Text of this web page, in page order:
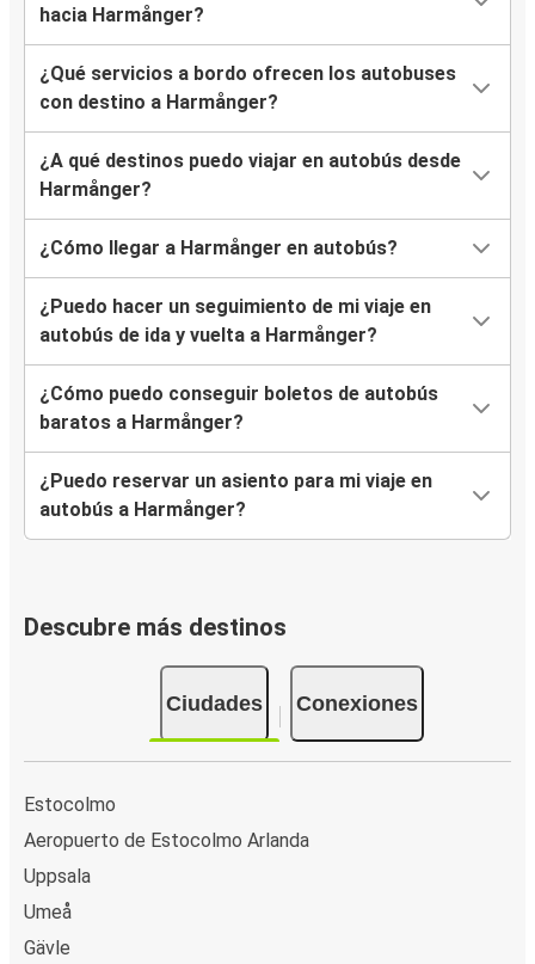
hacia Harmånger?
¿Qué servicios a bordo ofrecen los autobuses
con destino a Harmånger?
¿A qué destinos puedo viajar en autobús desde
Harmånger?
¿Cómo llegar a Harmånger en autobús?
¿Puedo hacer un seguimiento de mi viaje en
autobús de ida y vuelta a Harmånger?
¿Cómo puedo conseguir boletos de autobús
baratos a Harmånger?
¿Puedo reservar un asiento para mi viaje en
autobús a Harmånger?
Descubre más destinos
Ciudades Conexiones
Estocolmo
Aeropuerto de Estocolmo Arlanda
Uppsala
Umeå
Gävle